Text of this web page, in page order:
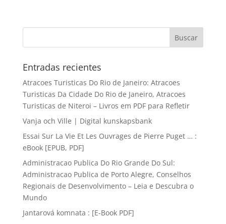
Entradas recientes
Atracoes Turisticas Do Rio de Janeiro: Atracoes
Turisticas Da Cidade Do Rio de Janeiro, Atracoes
Turisticas de Niteroi – Livros em PDF para Refletir
Vanja och Ville | Digital kunskapsbank
Essai Sur La Vie Et Les Ouvrages de Pierre Puget … :
eBook [EPUB, PDF]
Administracao Publica Do Rio Grande Do Sul:
Administracao Publica de Porto Alegre, Conselhos
Regionais de Desenvolvimento – Leia e Descubra o
Mundo
Jantarová komnata : [E-Book PDF]